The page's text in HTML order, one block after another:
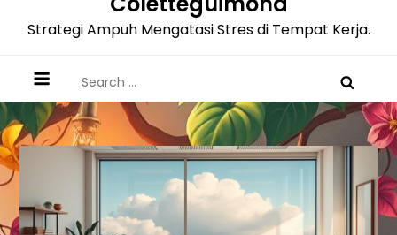
Strategi Ampuh Mengatasi Stres di Tempat Kerja.
for: